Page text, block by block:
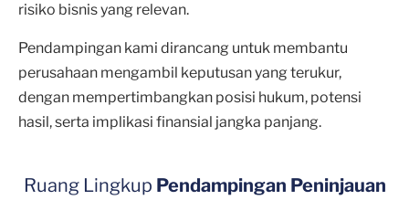
risiko bisnis yang relevan.
Pendampingan kami dirancang untuk membantu
perusahaan mengambil keputusan yang terukur,
dengan mempertimbangkan posisi hukum, potensi
hasil, serta implikasi finansial jangka panjang.
Ruang Lingkup Pendampingan Peninjauan